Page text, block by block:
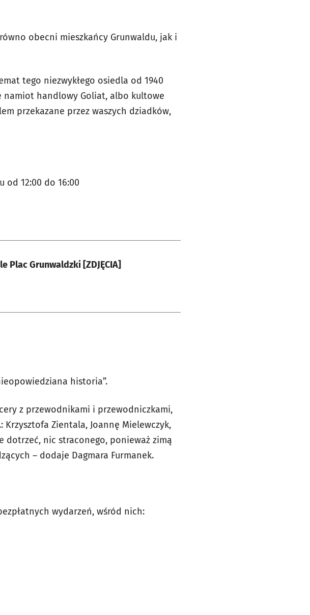
obecni mieszkańcy Grunwaldu, jak i
tego niezwykłego osiedla od 1940
namiot handlowy Goliat, albo kultowe
przekazane przez waszych dziadków,
od 12:00 do 16:00
Plac Grunwaldzki [ZDJĘCIA]
historia”.
z przewodnikami i przewodniczkami,
Krzysztofa Zientala, Joannę Mielewczyk,
dotrzeć, nic straconego, ponieważ zimą
– dodaje Dagmara Furmanek.
wydarzeń, wśród nich: